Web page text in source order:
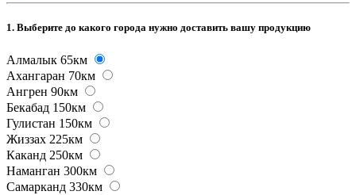
1. Выберите до какого города нужно доставить вашу продукцию
Алмалык 65км
Ахангаран 70км
Ангрен 90км
Бекабад 150км
Гулистан 150км
Жиззах 225км
Каканд 250км
Наманган 300км
Самарканд 330км